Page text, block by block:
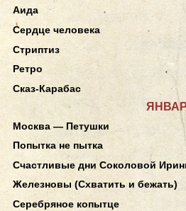
Аида
Сердце человека
Стриптиз
Ретро
Сказ-Карабас
Москва — Петушки
Попытка не пытка
Счастливые дни Соколовой
Железновы (Схватить и бежать)
Серебряное копытце